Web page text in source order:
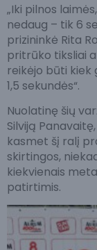
„Iki pilnos
nedaug – tik 6
prizininkė Rita
pritrūko tiksliai
reikėjo būti kiek
1,5 sekundės“.
Nuolatinę šių
Silviją
kasmet šį ralį
skirtingos,
kiekvienais
patirtimis.